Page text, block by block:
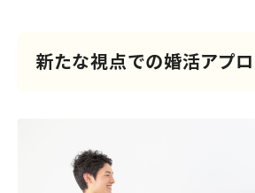
新たな視点での婚活アプ